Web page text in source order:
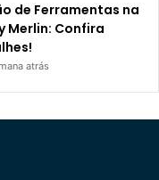
de Ferramentas na
Merlin: Confira
atrás